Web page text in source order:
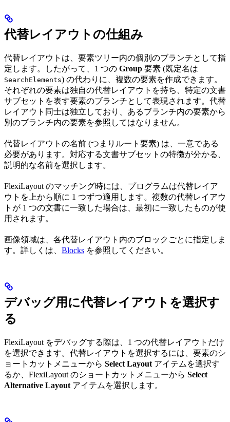
代替レイアウトの仕組み
代替レイアウトは、要素ツリー内の個別のブランチとして指
定します。したがって、1 つの Group 要素 (既定名は
SearchElements) の代わりに、複数の要素を作成できます。
それぞれの要素は独自の代替レイアウトを持ち、特定の文書
サブセットを表す要素のブランチとして表現されます。代替
レイアウト同士は独立しており、あるブランチ内の要素から
別のブランチ内の要素を参照してはなりません。
代替レイアウトの名前 (つまりルート要素) は、一意である
必要があります。対応する文書サブセットの特徴が分かる、
説明的な名前を選択します。
FlexiLayout のマッチング時には、プログラムは代替レイア
ウトを上から順に 1 つずつ適用します。複数の代替レイアウ
トが 1 つの文書に一致した場合は、最初に一致したものが使
用されます。
画像領域は、各代替レイアウト内のブロックごとに指定しま
す。詳しくは、 Blocks を参照してください。
デバッグ用に代替レイアウトを選択す
る
FlexiLayout をデバッグする際は、1 つの代替レイアウトだけ
を選択できます。代替レイアウトを選択するには、要素のシ
ョートカットメニューから Select Layout アイテムを選択す
るか、FlexiLayout のショートカットメニューから Select
Alternative Layout アイテムを選択します。